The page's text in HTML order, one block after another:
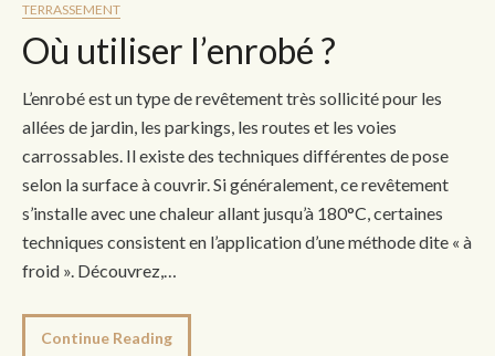
TERRASSEMENT
Où utiliser l’enrobé ?
L’enrobé est un type de revêtement très sollicité pour les
allées de jardin, les parkings, les routes et les voies
carrossables. Il existe des techniques différentes de pose
selon la surface à couvrir. Si généralement, ce revêtement
s’installe avec une chaleur allant jusqu’à 180°C, certaines
techniques consistent en l’application d’une méthode dite « à
froid ». Découvrez,…
Continue Reading